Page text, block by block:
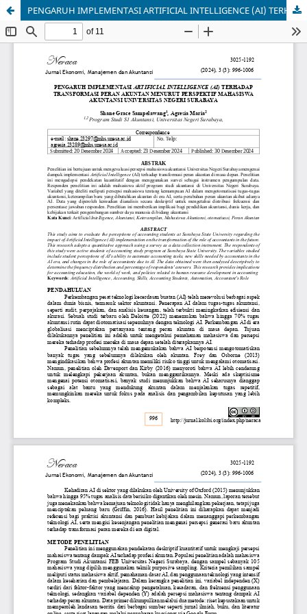
PENGARUH IMPLEMENTASI ARTIFICIAL INTELLIGENCE (AI) TERHADAP TRANSFORMASI PERAN AKUNTAN MENURUT PERSPEKTIF MAHASISWA AKUNTANSI UNIVERSITAS NEGERI SURABAYA